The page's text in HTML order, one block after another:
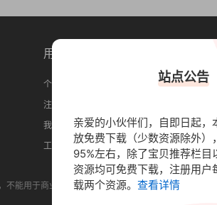
用户中心
个人中心
注册登录
我的收藏
工单系统
本站使用
免费下载
公告列表
不能用于商业或非法用途，若是无意侵犯您的合法权
站点公告
亲爱的小伙伴们，自即日起，
放免费下载（少数资源除外）
95%左右，除了宝贝推荐栏目
资源均可免费下载，注册用户
载两个资源。 查看详情